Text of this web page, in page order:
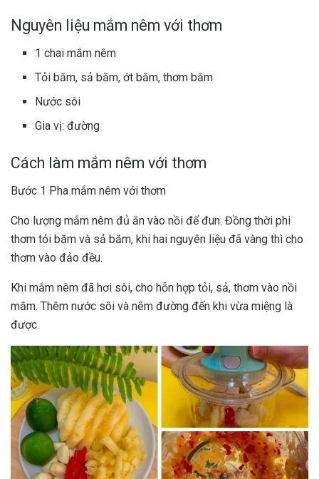
Nguyên liệu mắm nêm với thơm
1 chaimắm nêm
Tỏi băm, sả băm,ớt băm, thơm băm
Nước sôi
Gia vị:đường
Cách làm mắm nêm với thơm
Bước 1 Pha mắm nêm với thơm
Cho lượng mắm nêm đủ ăn vào nồi để đun. Đồng thời phi
thơm tỏi băm và sả băm, khi hai nguyên liệu đã vàng thì cho
thơm vào đảo đều.
Khi mắm nêm đã hơi sôi, cho hỗn hợp tỏi, sả, thơm vào nồi
mắm. Thêm nước sôi và nêm đường đến khi vừa miệng là
được.